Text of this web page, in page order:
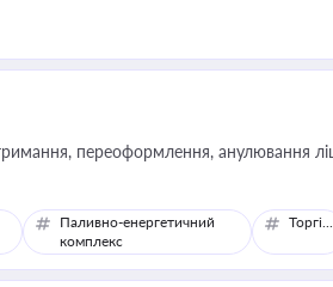
органами влади та контрагентами
переоформлення, анулювання
Паливно-енергетичний
комплекс
Торгівля